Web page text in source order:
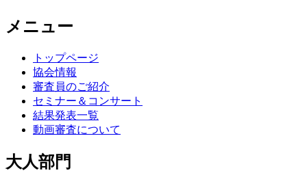
メニュー
トップページ
協会情報
審査員のご紹介
セミナー＆コンサート
結果発表一覧
動画審査について
大人部門